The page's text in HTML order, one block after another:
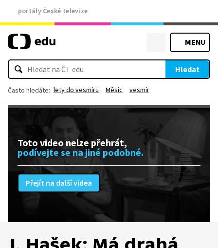
portály České televize
MENU
Hledat
Často hledáte: lety do vesmíru Měsíc vesmír
Toto video nelze přehrát,
podívejte se na jiné podobné.
Přejít na další videa